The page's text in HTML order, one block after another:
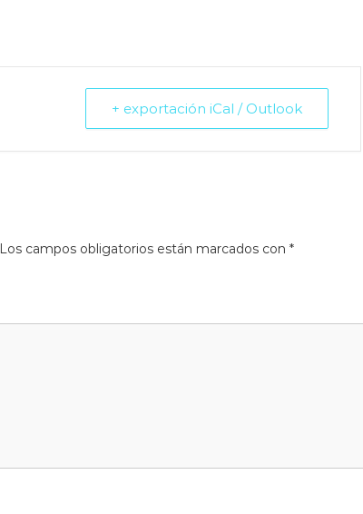
+ exportación iCal / Outlook
Los campos obligatorios están marcados con *